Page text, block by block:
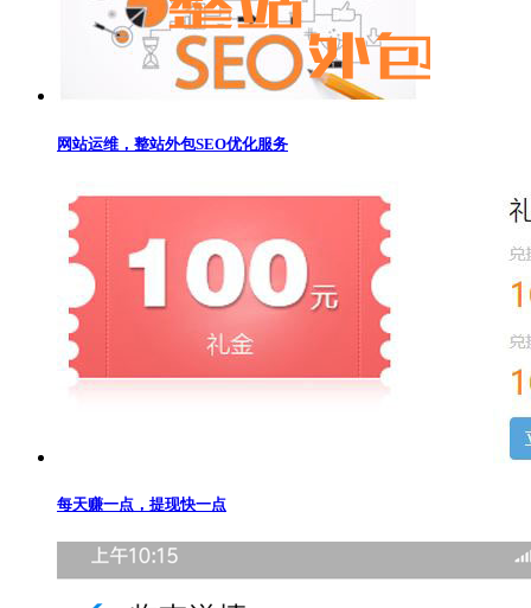
网站运维，整站外包SEO优化服务
每天赚一点，提现快一点